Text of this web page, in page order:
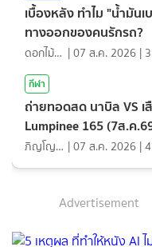
เบื้องหลัง ทำไม "น้ำมัน
ทางออกของคนรักรถ?
ดอกไม้กับสายน้ำ |07 ส.ค. 2026 | 3
กีฬา
ถ่ายทอดสด นาบิล VS เ
Lumpinee 165 (7ส.ค
ภิญโญ ส่องแสง |07 ส.ค. 2026 |4
Advertisement